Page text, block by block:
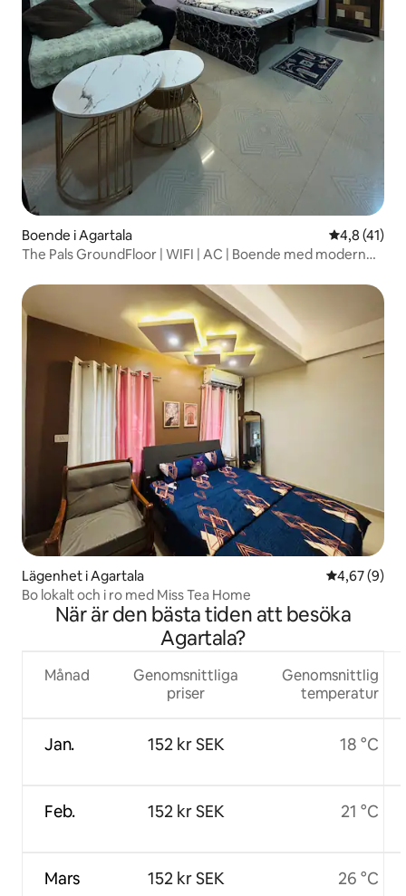
Boende i Agartala 4,8 av 5 i
4,8 (41)
The Pals GroundFloor | WIFI | AC | Boende med modern
Lägenhet i Agartala 4,67 av 5 i
4,67 (9)
Bo lokalt och i ro med Miss Tea Home
När är den bästa tiden att besöka
Agartala?
Månad
Jan.
Feb.
Mars
Genomsnittliga
priser
152 kr SEK
152 kr SEK
152 kr SEK
Genomsnittlig
temperatur
18 °C
21 °C
26 °C